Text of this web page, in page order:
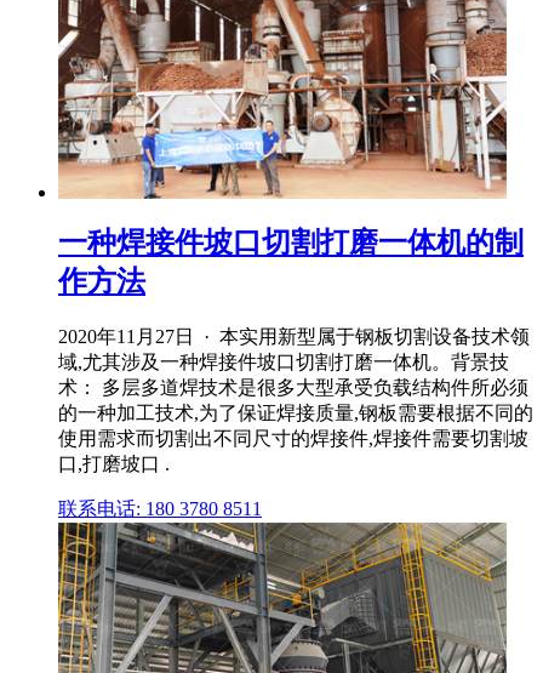
一种焊接件坡口切割打磨一体机的制
作方法
2020年11月27日 · 本实用新型属于钢板切割设备技术领
域,尤其涉及一种焊接件坡口切割打磨一体机。背景技
术： 多层多道焊技术是很多大型承受负载结构件所必须
的一种加工技术,为了保证焊接质量,钢板需要根据不同的
使用需求而切割出不同尺寸的焊接件,焊接件需要切割坡
口,打磨坡口 .
联系电话: 180 3780 8511